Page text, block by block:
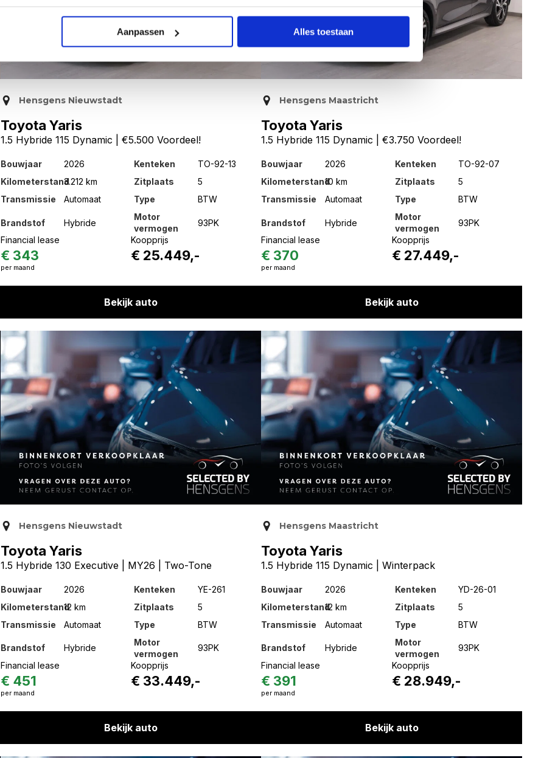
Aanpassen Alles toestaan
Hensgens Nieuwstadt
Toyota Yaris
1.5 Hybride 115 Dynamic | €5.500 Voordeel!
Bouwjaar 2026 Kenteken
TO-92-13
Kilometerstand3.212 km Zitplaats
5
Transmissie
Automaat Type BTW
Brandstof Hybride
Motor
vermogen
93PK
Financial lease
€ 343
per maand
Koopprijs
€ 25.449,-
Bekijk auto
Hensgens Maastricht
Toyota Yaris
1.5 Hybride 115 Dynamic | €3.750 Voordeel!
Bouwjaar 2026 Kenteken
TO-92-07
Kilometerstand10 km Zitplaats
5
Transmissie
Automaat Type BTW
Brandstof Hybride
Motor
vermogen
93PK
Financial lease
€ 370
per maand
Koopprijs
€ 27.449,-
Bekijk auto
Hensgens Nieuwstadt
Toyota Yaris
1.5 Hybride 130 Executive | MY26 | Two-Tone
Bouwjaar 2026 Kenteken
YE-261
Kilometerstand12 km Zitplaats
5
Transmissie
Automaat Type BTW
Brandstof Hybride
Motor
vermogen
93PK
Financial lease
€ 451
per maand
Koopprijs
€ 33.449,-
Bekijk auto
Hensgens Maastricht
Toyota Yaris
1.5 Hybride 115 Dynamic | Winterpack
Bouwjaar 2026 Kenteken
YD-26-01
Kilometerstand12 km Zitplaats
5
Transmissie
Automaat Type BTW
Brandstof Hybride
Motor
vermogen
93PK
Financial lease
€ 391
per maand
Koopprijs
€ 28.949,-
Bekijk auto